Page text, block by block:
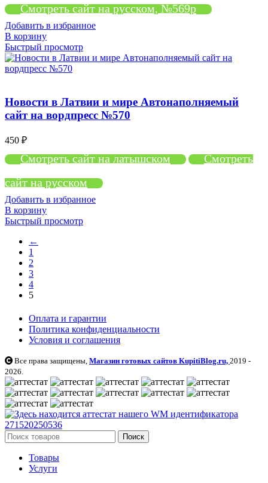
Смотреть сайт на русском, №569р
Добавить в избранное
В корзину
Быстрый просмотр
Новости в Латвии и мире Автонаполняемый
сайт на вордпресс №570
450 ₽
Смотреть сайт на латышском
Смотреть
сайт на русском
Добавить в избранное
В корзину
Быстрый просмотр
←
1
2
3
4
5
Оплата и гарантии
Политика конфиденциальности
Условия и соглашения
Все права защищены, Магазин готовых сайтов KupitiBlog.ru, 2019 -
2026.
Поиск
Товары
Услуги